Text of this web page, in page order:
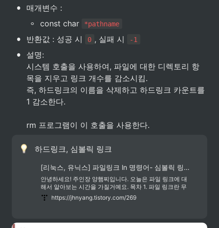
• 매개변수 :
◦ const char *pathname
• 반환값 : 성공 시 0 , 실패 시 -1
•
설명:
시스템 호출을 사용하여, 파일에 대한 디렉토리 항
목을 지우고 링크 개수를 감소시킴.
즉, 하드링크의 이름을 삭제하고 하드링크 카운트를
1 감소한다.
rm 프로그램이 이 호출을 사용한다.
하드링크, 심볼릭 링크
[리눅스, 유닉스] 파일링크 ln 명령어- 심볼릭 링크(소프트링크)와 하드링크 원리, I-node 아이노드
안녕하세요! 주인장 양햄찌입니다. 오늘은 파일 링크에 대
해서 알아보는 시간을 가질거예요. 목차 1. 파일 링크란 무
엇인가? 2. 파일 링크 왜 쓰나? 필요한 상황으로 감잡기 3.
파일링크 원리 - 아이노드 4. 심벌릭링크랑 하드링크 차이
https://jhnyang.tistory.com/269